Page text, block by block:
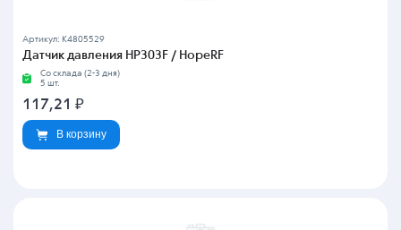
Артикул: K4805529
Датчик давления HP303F / HopeRF
Со склада (2-3 дня)
5 шт.
117,21 ₽
В корзину